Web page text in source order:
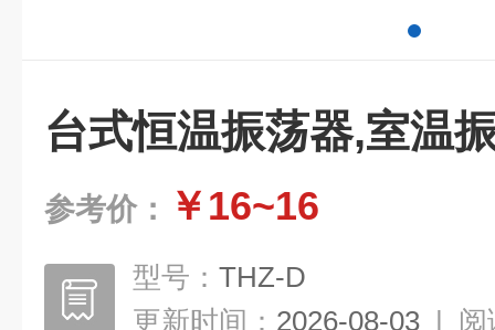
台式恒温振荡器,室温
参考价： ￥16~16
型号： THZ-D
更新时间： 2026-08-03 | 阅